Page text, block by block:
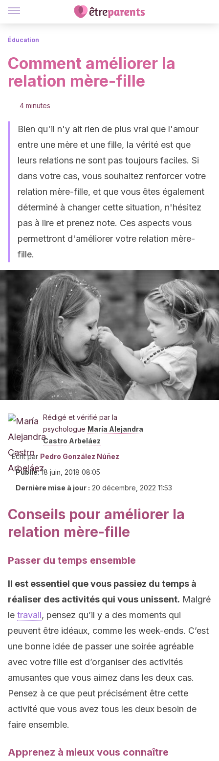
Éducation
Comment améliorer la
relation mère-fille
4 minutes
Bien qu'il n'y ait rien de plus vrai que l'amour
entre une mère et une fille, la vérité est que
leurs relations ne sont pas toujours faciles. Si
dans votre cas, vous souhaitez renforcer votre
relation mère-fille, et que vous êtes également
déterminé à changer cette situation, n'hésitez
pas à lire et prenez note. Ces aspects vous
permettront d'améliorer votre relation mère-
fille.
Rédigé et vérifié par la
psychologue María Alejandra
Castro Arbeláez
Écrit par Pedro González Núñez
Publié:18 juin, 2018 08:05
Dernière mise à jour : 20 décembre, 2022 11:53
Conseils pour améliorer la
relation mère-fille
Passer du temps ensemble
Il est essentiel que vous passiez du temps à
réaliser des activités qui vous unissent. Malgré
le travail, pensez qu’il y a des moments qui
peuvent être idéaux, comme les week-ends. C’est
une bonne idée de passer une soirée agréable
avec votre fille est d’organiser des activités
amusantes que vous aimez dans les deux cas.
Pensez à ce que peut précisément être cette
activité que vous avez tous les deux besoin de
faire ensemble.
Apprenez à mieux vous connaître